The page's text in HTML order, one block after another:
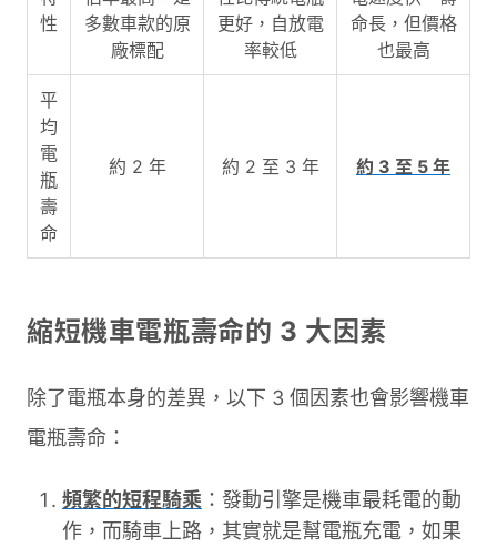
性
多數車款的原
廠標配
更好，自放電
率較低
命長，但價格
也最高
平
均
電
瓶
壽
命
約 2 年 約 2 至 3 年 約 3 至 5 年
縮短機車電瓶壽命的 3 大因素
除了電瓶本身的差異，以下 3 個因素也會影響機車
電瓶壽命：
頻繁的短程騎乘 ：發動引擎是機車最耗電的動
作，而騎車上路，其實就是幫電瓶充電，如果